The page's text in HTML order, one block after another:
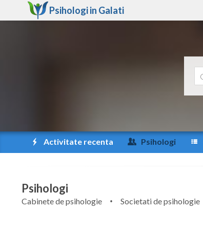
Psihologi in Galati
Activitate recenta Psihologi
Psihologi
Cabinete de psihologie Societati de psihologie